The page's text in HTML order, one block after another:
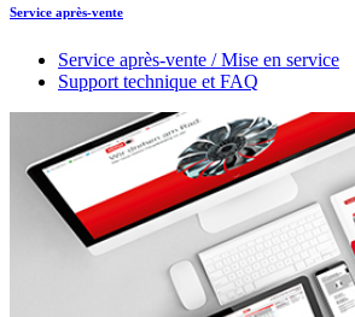
Service après-vente
Service après-vente / Mise en service
Support technique et FAQ